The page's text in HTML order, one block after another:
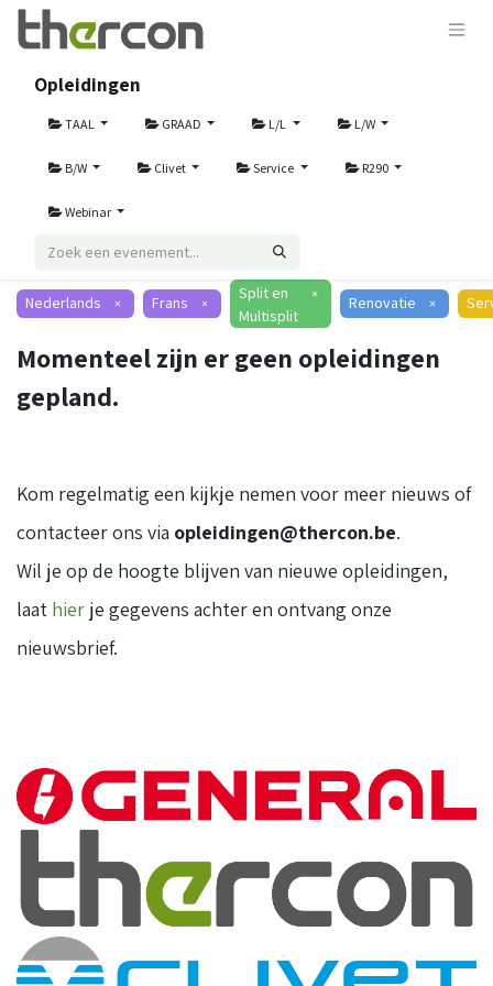
Opleidingen
TAAL GRAAD L/L L/W
B/W Clivet Service R290
Webinar
Nederlands × Frans ×
Split en
Multisplit
× Renovatie ×
Momenteel zijn er geen opleidingen
gepland.
Kom regelmatig een kijkje nemen voor meer nieuws of
contacteer ons via opleidingen@thercon.be.
Wil je op de hoogte blijven van nieuwe opleidingen,
laat hier je gegevens achter en ontvang onze
nieuwsbrief.